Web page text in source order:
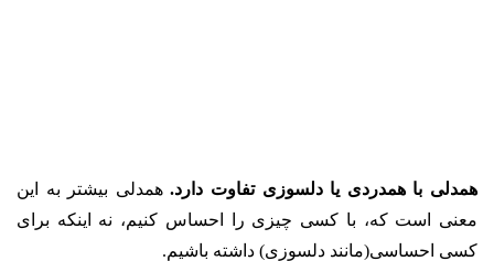
همدلی با همدردی یا دلسوزی تفاوت دارد.همدلی بیشتر به این
معنی است که، با کسی چیزی را احساس کنیم، نه اینکه برای
کسی احساسی(مانند دلسوزی) داشته باشیم.